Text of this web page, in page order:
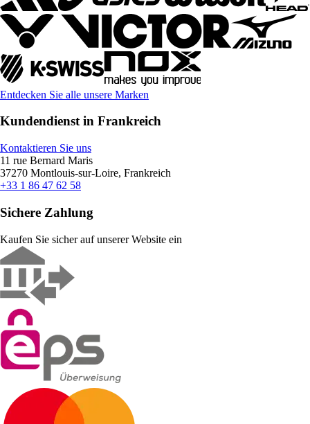
Entdecken Sie alle unsere Marken
Kundendienst in Frankreich
Kontaktieren Sie uns
11 rue Bernard Maris
37270 Montlouis-sur-Loire, Frankreich
+33 1 86 47 62 58
Sichere Zahlung
Kaufen Sie sicher auf unserer Website ein